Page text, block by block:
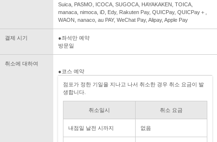
Suica, PASMO, ICOCA, SUGOCA, HAYAKAKEN, TOICA,
manaca, nimoca, iD, Edy, Rakuten Pay, QUICPay, QUICPay＋,
WAON, nanaco, au PAY, WeChat Pay, Alipay, Apple Pay
결제 시기
●좌석만 예약
방문일
취소에 대하여
●코스 예약
점포가 정한 기일을 지나고 나서 취소한 경우 취소 요금이 발
생합니다.
취소일시 취소 요금
내점일 날전 시까지 없음